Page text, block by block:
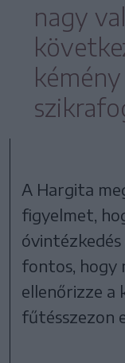
nagy
A Hargita
figyelmet,
fontos, hogy
ellenőrizze a
fűtésszezon